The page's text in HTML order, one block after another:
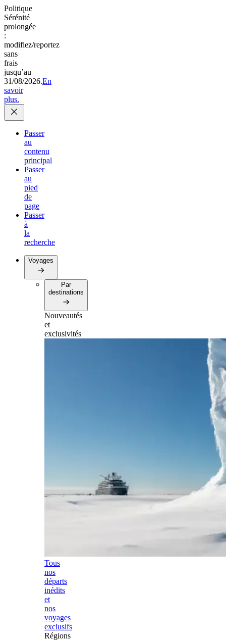
Politique
Sérénité
prolongée
:
modifiez/reportez
sans
frais
jusqu’au
31/08/2026.En
savoir
plus.
Passer
au
contenu
principal
Passer
au
pied
de
page
Passer
à
la
recherche
Voyages
Par
destinations
Nouveautés
et
exclusivités
Tous
nos
départs
inédits
et
nos
voyages
exclusifs
Régions